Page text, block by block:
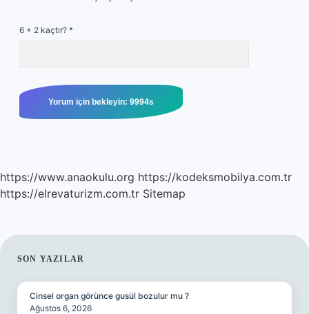
6 + 2 kaçtır? *
https://www.anaokulu.org https://kodeksmobilya.com.tr
https://elrevaturizm.com.tr Sitemap
SIDEBAR
SON YAZILAR
Cinsel organ görünce gusül bozulur mu ?
Ağustos 6, 2026